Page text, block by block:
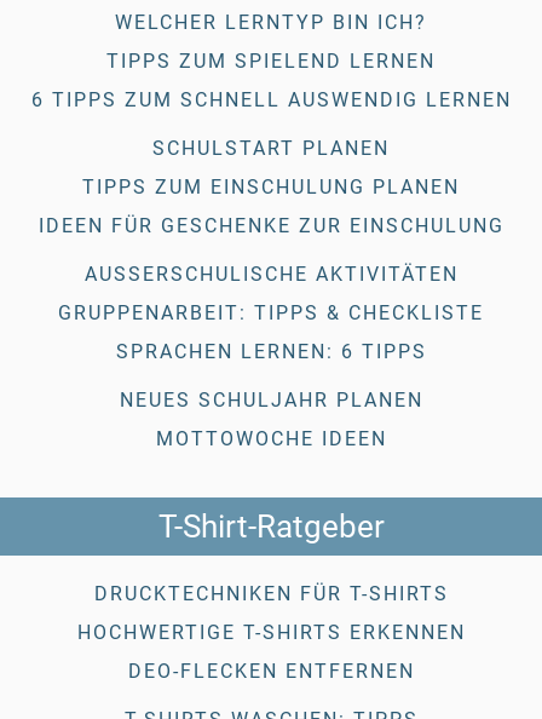
WELCHER LERNTYP BIN ICH?
TIPPS ZUM SPIELEND LERNEN
6 TIPPS ZUM SCHNELL AUSWENDIG LERNEN
SCHULSTART PLANEN
TIPPS ZUM EINSCHULUNG PLANEN
IDEEN FÜR GESCHENKE ZUR EINSCHULUNG
AUSSERSCHULISCHE AKTIVITÄTEN
GRUPPENARBEIT: TIPPS & CHECKLISTE
SPRACHEN LERNEN: 6 TIPPS
NEUES SCHULJAHR PLANEN
MOTTOWOCHE IDEEN
T-Shirt-Ratgeber
DRUCKTECHNIKEN FÜR T-SHIRTS
HOCHWERTIGE T-SHIRTS ERKENNEN
DEO-FLECKEN ENTFERNEN